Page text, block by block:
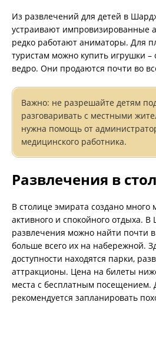
Из развлечений для детей в
устраивают импровизированные
редко работают аниматоры. Для
туристам можно купить игрушки –
ведро. Они продаются почти во
Важно: не разрешайте детям
разговаривать с местными
нужна помощь от
медицинского работника.
Развлечения в
В столице эмирата создано много
активного и спокойного отдыха.
развлечения можно найти почти
больше всего их на набережной.
доступности находятся парки,
аттракционы. Цена на билеты
места с бесплатным посещением.
рекомендуется запланировать